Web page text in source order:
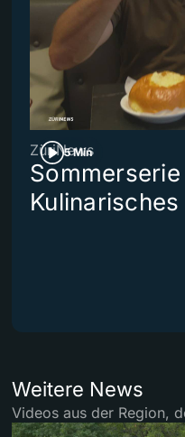
5 Min
ZüriNews
Weitere News
Videos aus der Region,